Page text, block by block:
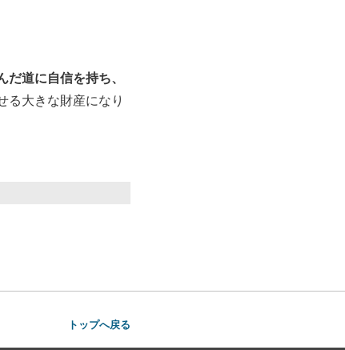
道に自信を持ち、
る大きな財産になり
トップへ戻る